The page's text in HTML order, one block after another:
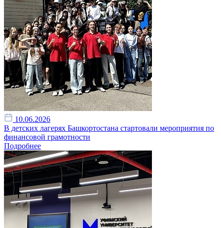
10.06.2026
В детских лагерях Башкортостана стартовали мероприятия по
финансовой грамотности
Подробнее